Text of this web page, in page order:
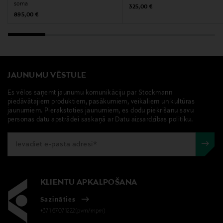
Atslēgvārdi
soma
Original Price
895,00 €
Original Price
325,00 €
JAUNUMU VĒSTULE
Es vēlos saņemt jaunumu komunikāciju par Stockmann
piedāvātajiem produktiem, pasākumiem, veikaliem un kultūras
jaunumiem. Pierakstoties jaunumiem, es dodu piekrišanu savu
personas datu apstrādei saskaņā ar Datu aizsardzības politiku.
KLIENTU APKALPOŠANA
Sazināties
+371 67071222(pvm/mpm)